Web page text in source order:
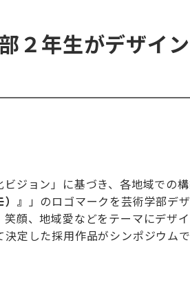
２年生がデザイ
ジョン」に基づき、各地域での
』
」のロゴマークを芸術学部デ
顔、地域愛などをテーマにデザ
定した採用作品がシンポジウムで